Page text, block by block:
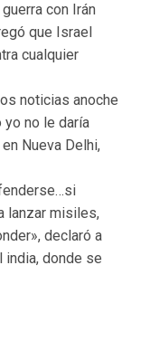
con Irán
que Israel
cualquier
noticias anoche
yo no le daría
Nueva Delhi,
lanzar misiles,
declaró a
donde se